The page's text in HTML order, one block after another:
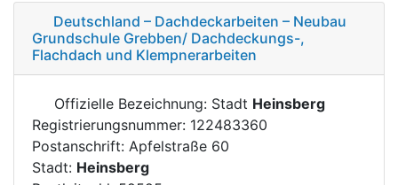
Deutschland – Dachdeckarbeiten – Neubau
Grundschule Grebben/ Dachdeckungs-,
Flachdach und Klempnerarbeiten
Offizielle Bezeichnung: Stadt Heinsberg
Registrierungsnummer: 122483360
Postanschrift: Apfelstraße 60
Stadt: Heinsberg